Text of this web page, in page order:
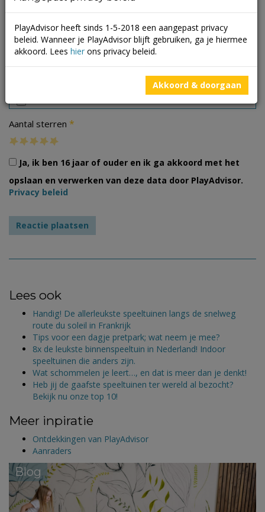
Aantal sterren *
Ja, ik ben 16 jaar of ouder en ik ga akkoord met het
opslaan en verwerken van deze data door PlayAdvisor.
Privacy beleid
Lees ook
Handig! De allerleukste speeltuinen langs de snelweg
route du soleil in Frankrijk
Tips voor een dagje pretpark; wat neem je mee?
8x de leukste binnenspeeltuin in Nederland! Indoor
speeltuinen die anders zijn.
Wat schommelen je leert…, en dat is meer dan je denkt!
Heb jij de gaafste speeltuinen ter wereld al bezocht?
Bekijk nu onze top 10!
Meer inpiratie
Ontdekkingen van PlayAdvisor
Aanraders
Blog
PlayAdvisor heeft sinds 1-5-2018 een aangepast privacy
beleid. Wanneer je PlayAdvisor blijft gebruiken, ga je hiermee
akkoord. Lees hier ons privacy beleid.
Akkoord & doorgaan